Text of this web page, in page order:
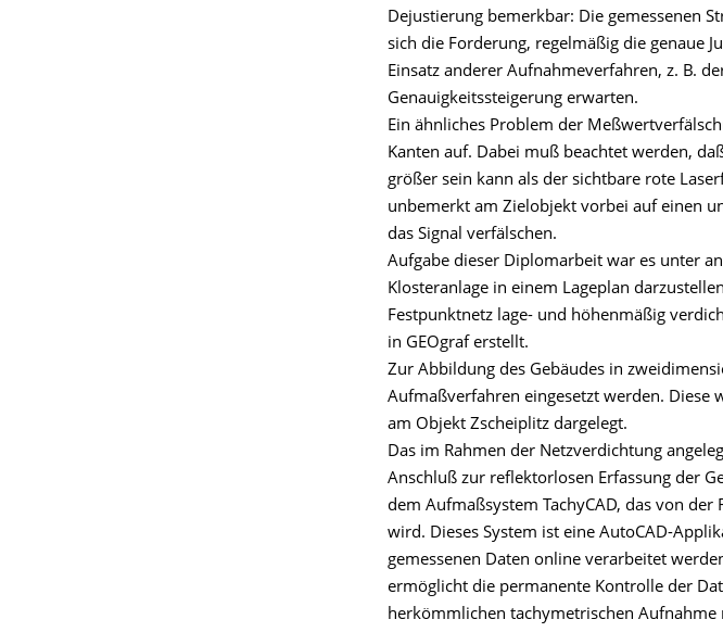
Dejustierung bemerkbar: Die gemessenen
sich die Forderung, regelmäßig die genaue
Einsatz anderer Aufnahmeverfahren, z. B.
Genauigkeitssteigerung erwarten.
Ein ähnliches Problem der
Kanten auf. Dabei muß beachtet werden,
größer sein kann als der sichtbare rote
unbemerkt am Zielobjekt vorbei auf einen
das Signal verfälschen.
Aufgabe dieser Diplomarbeit war es unter
Klosteranlage in einem Lageplan
Festpunktnetz lage- und höhenmäßig
in GEOgraf erstellt.
Zur Abbildung des Gebäudes in
Aufmaßverfahren eingesetzt werden. Diese
am Objekt Zscheiplitz dargelegt.
Das im Rahmen der Netzverdichtung
Anschluß zur reflektorlosen Erfassung der
dem Aufmaßsystem TachyCAD, das von
wird. Dieses System ist eine AutoCAD-
gemessenen Daten online verarbeitet
ermöglicht die permanente Kontrolle der
herkömmlichen tachymetrischen Aufnahme